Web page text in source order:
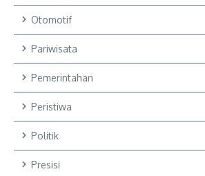
Otomotif
Pariwisata
Pemerintahan
Peristiwa
Politik
Presisi